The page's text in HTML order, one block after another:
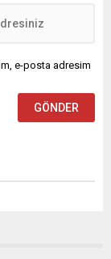
e-posta adresim